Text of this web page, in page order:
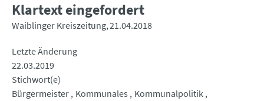
Klartext eingefordert
Waiblinger Kreiszeitung 21.04.2018
Letzte Änderung
22.03.2019
Stichwort(e)
Bürgermeister Kommunales
Kommunalpolitik